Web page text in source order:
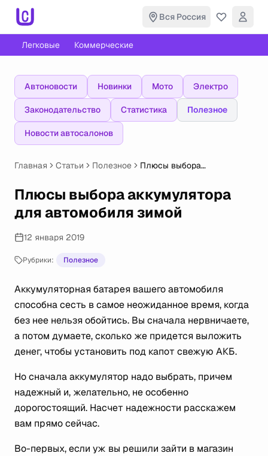
Вся Россия
Легковые Коммерческие
Автоновости Новинки Мото Электро
Законодательство Статистика Полезное
Новости автосалонов
Главная Статьи Полезное
Плюсы выбора
автомобиля зимой
Плюсы выбора аккумулятора
для автомобиля зимой
12 января 2019
Рубрики: Полезное
Аккумуляторная батарея вашего автомобиля
способна сесть в самое неожиданное время, когда
без нее нельзя обойтись. Вы сначала нервничаете,
а потом думаете, сколько же придется выложить
денег, чтобы установить под капот свежую АКБ.
Но сначала аккумулятор надо выбрать, причем
надежный и, желательно, не особенно
дорогостоящий. Насчет надежности расскажем
вам прямо сейчас.
Во-первых, если уж вы решили зайти в магазин